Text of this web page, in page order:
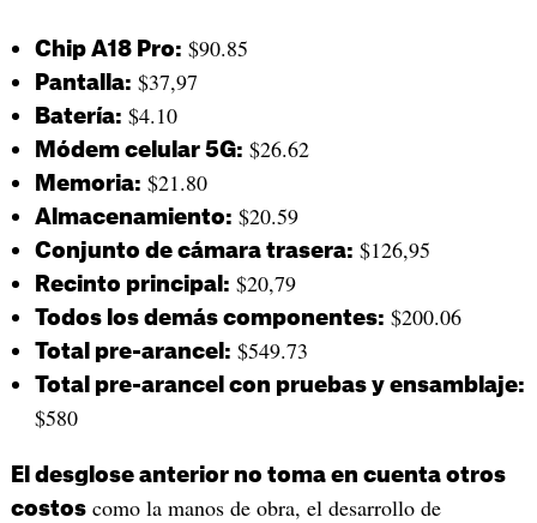
Chip A18 Pro: $90.85
Pantalla: $37,97
Batería: $4.10
Módem celular 5G: $26.62
Memoria: $21.80
Almacenamiento: $20.59
Conjunto de cámara trasera: $126,95
Recinto principal: $20,79
Todos los demás componentes: $200.06
Total pre-arancel: $549.73
Total pre-arancel con pruebas y ensamblaje:
$580
El desglose anterior no toma en cuenta otros
costoscomo la manos de obra, el desarrollo de